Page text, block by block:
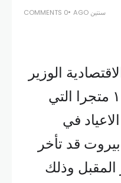
سنتين AGO 0 COMMENTS
الوزير
محمد شقير ان الـ ١٤٠ متجرا التي
في
قد تأخر
المقبل وذلك